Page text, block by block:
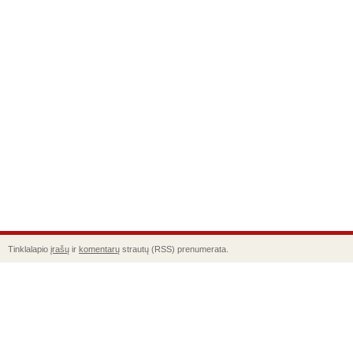
Tinklalapio įrašų ir komentarų strautų (RSS) prenumerata.